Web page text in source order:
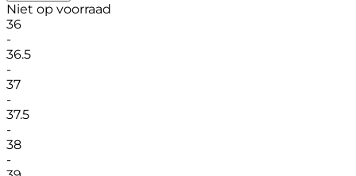
Niet op voorraad
36
-
36.5
-
37
-
37.5
-
38
-